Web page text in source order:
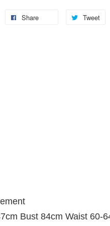
Share Tweet
Bust 84cm Waist 60-